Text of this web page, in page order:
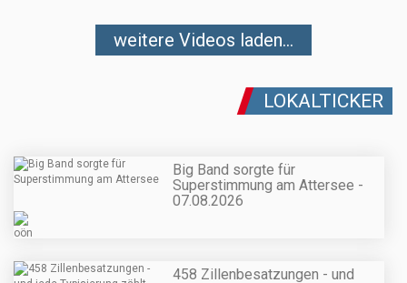
weitere Videos laden...
LOKALTICKER
Big Band sorgte für
Superstimmung am Attersee -
07.08.2026
458 Zillenbesatzungen - und